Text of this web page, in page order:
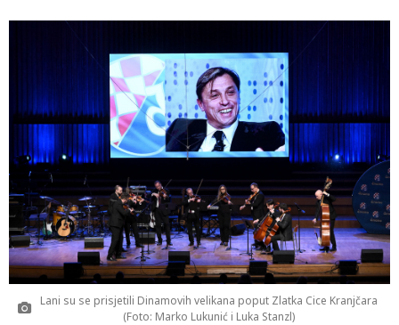
Lani su se prisjetili Dinamovih velikana poput Zlatka Cice Kranjčara
(Foto: Marko Lukunić i Luka Stanzl)